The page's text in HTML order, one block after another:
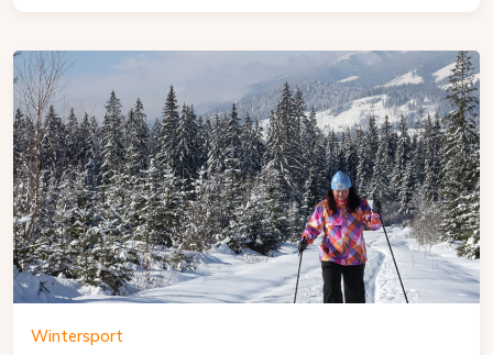
Wintersport